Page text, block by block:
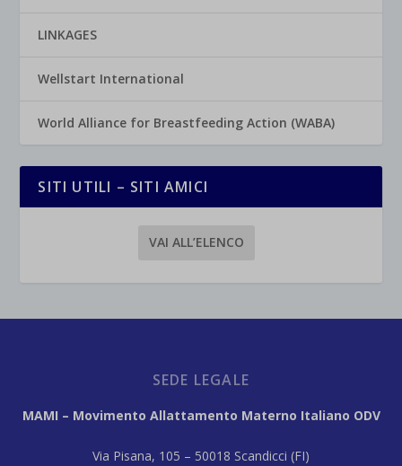
LINKAGES
Wellstart International
World Alliance for Breastfeeding Action (WABA)
SITI UTILI – SITI AMICI
VAI ALL’ELENCO
SEDE LEGALE
MAMI – Movimento Allattamento Materno Italiano ODV
Via Pisana, 105 – 50018 Scandicci (FI)